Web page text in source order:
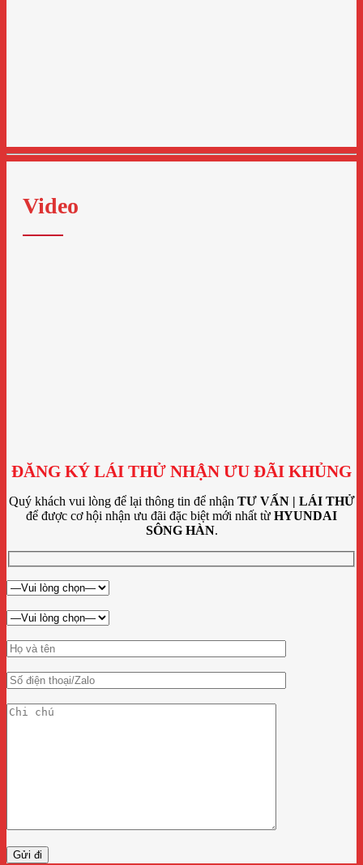
Video
ĐĂNG KÝ LÁI THỬ NHẬN ƯU ĐÃI KHỦNG
Quý khách vui lòng để lại thông tin để nhận TƯ VẤN | LÁI THỬ
để được cơ hội nhận ưu đãi đặc biệt mới nhất từ HYUNDAI
SÔNG HÀN.